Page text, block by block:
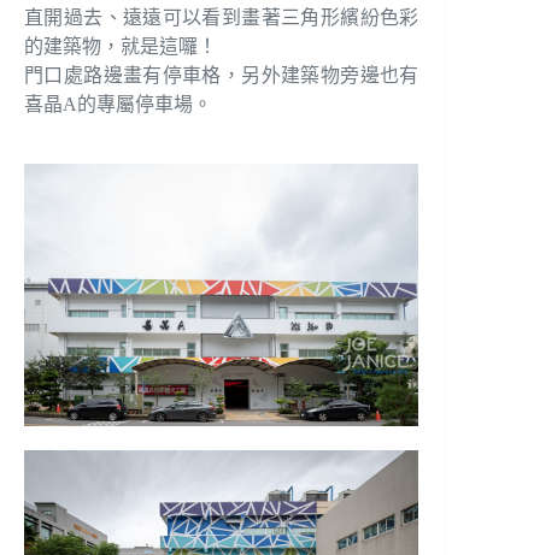
直開過去、遠遠可以看到畫著三角形繽紛色彩
的建築物，就是這囉！
門口處路邊畫有停車格，另外建築物旁邊也有
喜晶A的專屬停車場。